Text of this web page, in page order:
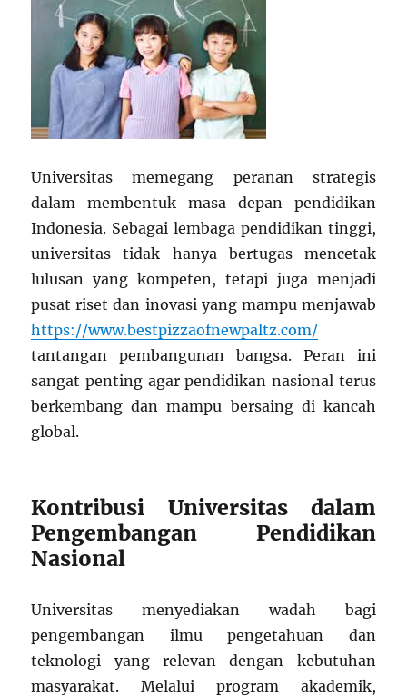
Universitas memegang peranan strategis
dalam membentuk masa depan pendidikan
Indonesia. Sebagai lembaga pendidikan tinggi,
universitas tidak hanya bertugas mencetak
lulusan yang kompeten, tetapi juga menjadi
pusat riset dan inovasi yang mampu menjawab
https://www.bestpizzaofnewpaltz.com/
tantangan pembangunan bangsa. Peran ini
sangat penting agar pendidikan nasional terus
berkembang dan mampu bersaing di kancah
global.
Kontribusi Universitas dalam
Pengembangan Pendidikan
Nasional
Universitas menyediakan wadah bagi
pengembangan ilmu pengetahuan dan
teknologi yang relevan dengan kebutuhan
masyarakat. Melalui program akademik,